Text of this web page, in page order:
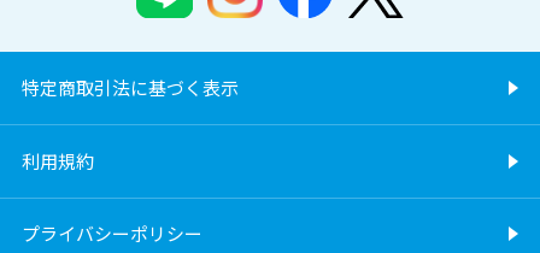
特定商取引法に基づく表示
利用規約
プライバシーポリシー